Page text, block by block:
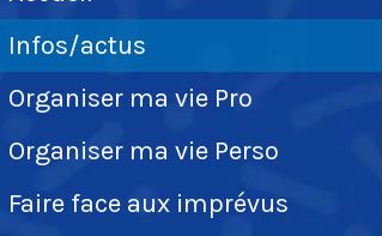
Infos/actus
Organiser ma vie Pro
Organiser ma vie Perso
Faire face aux imprévus